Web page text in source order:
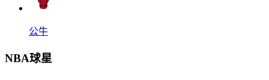
公牛
NBA球星